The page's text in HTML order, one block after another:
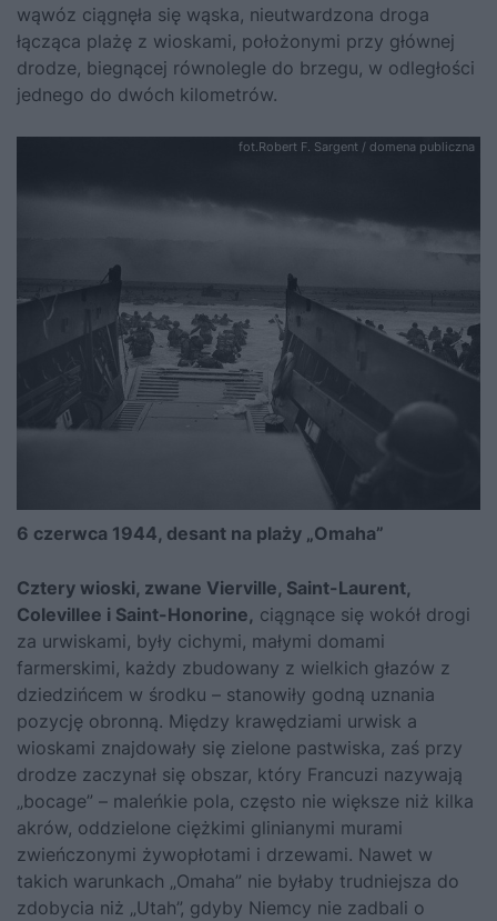
wąwóz ciągnęła się wąska, nieutwardzona droga
łącząca plażę z wioskami, położonymi przy głównej
drodze, biegnącej równolegle do brzegu, w odległości
jednego do dwóch kilometrów.
fot.Robert F. Sargent / domena publiczna
6 czerwca 1944, desant na plaży „Omaha”
Cztery wioski, zwane Vierville, Saint-Laurent,
Colevillee i Saint-Honorine, ciągnące się wokół drogi
za urwiskami, były cichymi, małymi domami
farmerskimi, każdy zbudowany z wielkich głazów z
dziedzińcem w środku – stanowiły godną uznania
pozycję obronną. Między krawędziami urwisk a
wioskami znajdowały się zielone pastwiska, zaś przy
drodze zaczynał się obszar, który Francuzi nazywają
„bocage” – maleńkie pola, często nie większe niż kilka
akrów, oddzielone ciężkimi glinianymi murami
zwieńczonymi żywopłotami i drzewami. Nawet w
takich warunkach „Omaha” nie byłaby trudniejsza do
zdobycia niż „Utah”, gdyby Niemcy nie zadbali o